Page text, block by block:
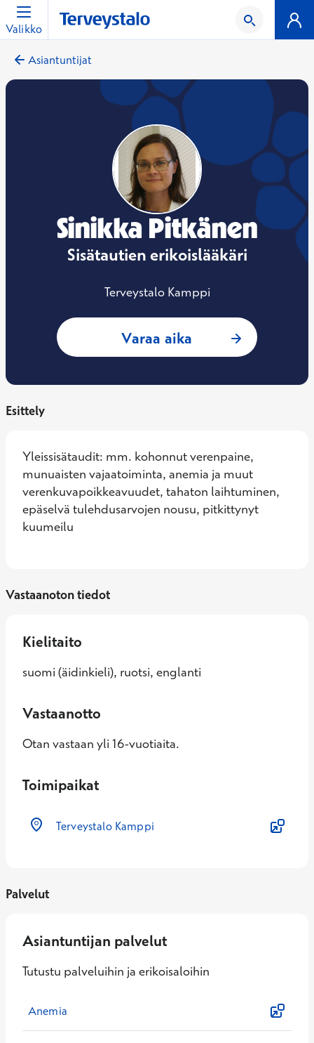
Valikko
Asiantuntijat
Sinikka Pitkänen
Sisätautien erikoislääkäri
Terveystalo Kamppi
Varaa aika : Sinikka
Esittely
Yleissisätaudit: mm. kohonnut verenpaine,
munuaisten vajaatoiminta, anemia ja muut
verenkuvapoikkeavuudet, tahaton laihtuminen,
epäselvä tulehdusarvojen nousu, pitkittynyt
kuumeilu
Vastaanoton tiedot
Kielitaito
suomi (äidinkieli), ruotsi, englanti
Vastaanotto
Otan vastaan yli 16-vuotiaita.
Toimipaikat
Terveystalo Kamppi
Palvelut
Asiantuntijan palvelut
Tutustu palveluihin ja erikoisaloihin
Anemia